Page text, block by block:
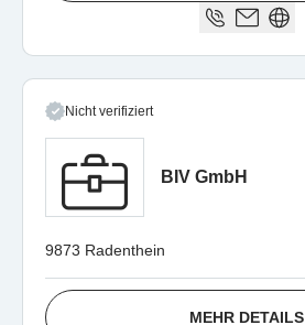
Nicht verifiziert
BIV GmbH
9873 Radenthein
MEHR DETAILS